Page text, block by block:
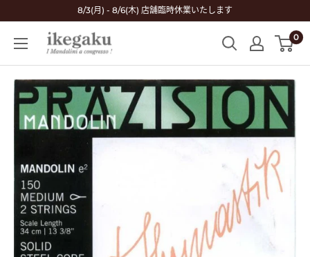
ン
8/3(月) - 8/6(木) 店舗臨時休業いたします
Mandolin
&
Shop
ikegaku
0